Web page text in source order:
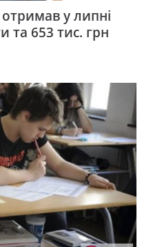
у липні
та 653 тис. грн